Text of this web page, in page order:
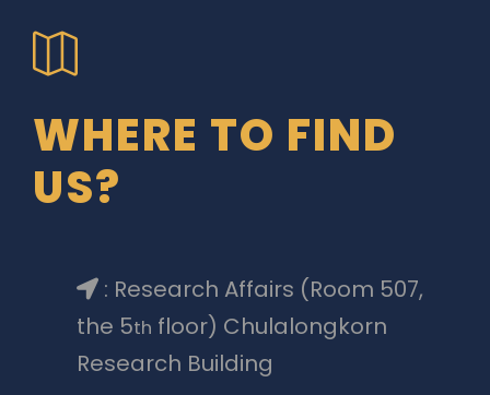
WHERE TO FIND
US?
: Research Affairs (Room 507,
the 5th floor) Chulalongkorn
Research Building